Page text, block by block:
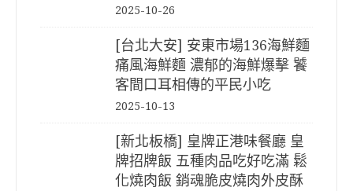
2025-10-26
[台北大安] 安東市場136海鮮麵
痛風海鮮麵 濃郁的海鮮爆擊 饕
客間口耳相傳的平民小吃
2025-10-13
[新北板橋] 皇牌正港味餐廳 皇
牌招牌飯 五種肉品吃好吃滿 鬆
化燒肉飯 銷魂脆皮燒肉外皮酥